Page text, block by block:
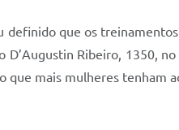
definido que os
D’Augustin Ribeiro, 1350,
que mais mulheres tenham